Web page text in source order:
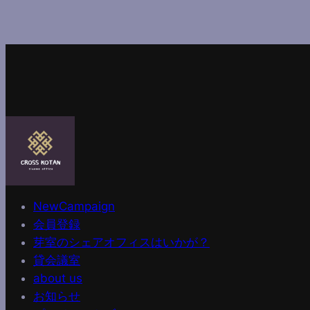
NewCampaign
会員登録
芽室のシェアオフィスはいかが？
貸会議室
about us
お知らせ